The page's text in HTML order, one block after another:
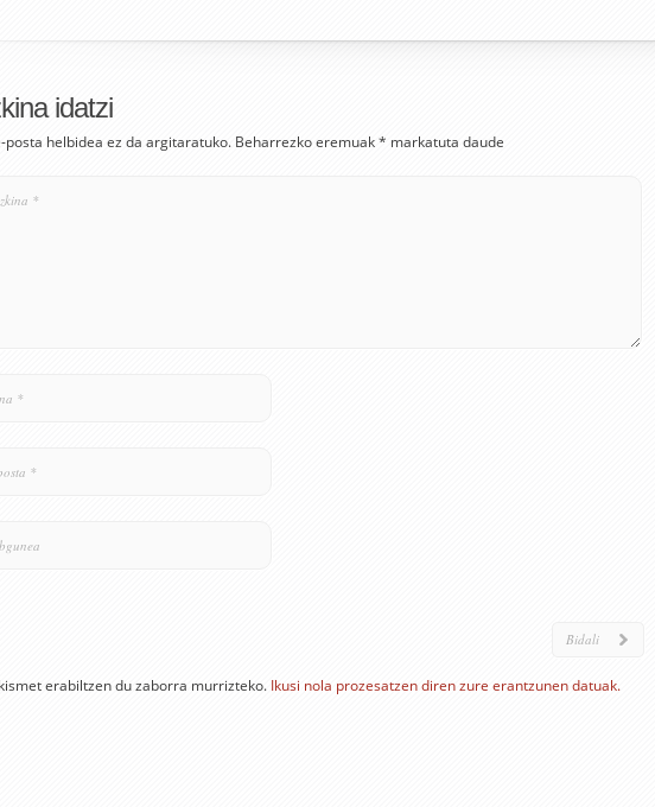
idatzi
posta helbidea ez da argitaratuko. Beharrezko eremuak* markatuta daude
erabiltzen du zaborra murrizteko. Ikusi nola prozesatzen diren zure erantzunen datuak.